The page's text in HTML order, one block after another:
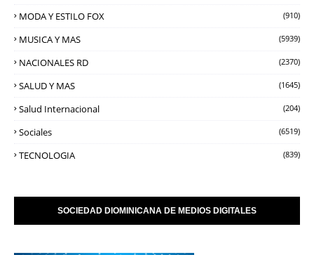
MODA Y ESTILO FOX (910)
MUSICA Y MAS (5939)
NACIONALES RD (2370)
SALUD Y MAS (1645)
Salud Internacional (204)
Sociales (6519)
TECNOLOGIA (839)
SOCIEDAD DIOMINICANA DE MEDIOS DIGITALES